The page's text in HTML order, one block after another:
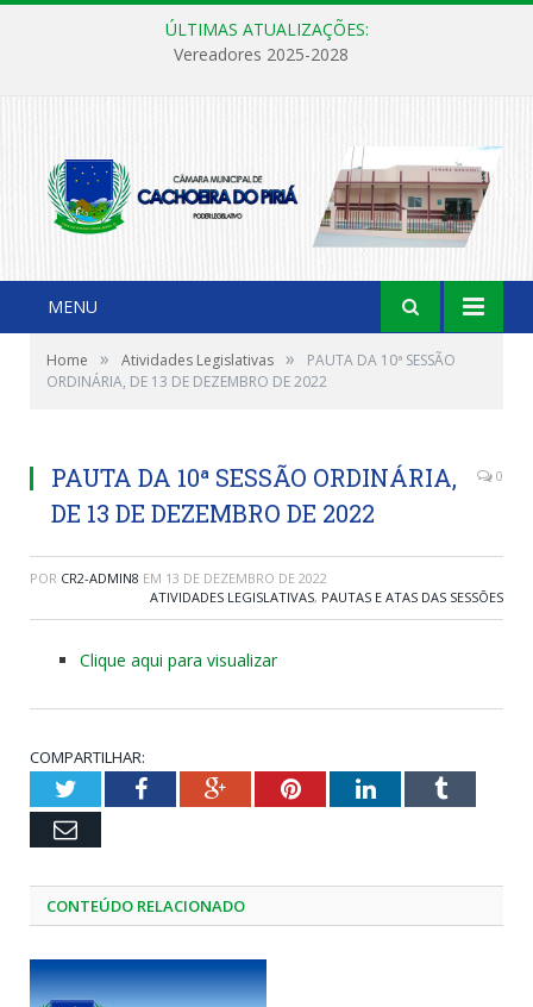
ÚLTIMAS ATUALIZAÇÕES:
Vereadores 2025-2028
MENU
Home » Atividades Legislativas »
PAUTA DA 10ª SESSÃO
ORDINÁRIA, DE 13 DE DEZEMBRO DE 2022
PAUTA DA 10ª SESSÃO ORDINÁRIA,
DE 13 DE DEZEMBRO DE 2022
0
POR CR2-ADMIN8 EM 13 DE DEZEMBRO DE 2022
ATIVIDADES LEGISLATIVAS, PAUTAS E ATAS DAS SESSÕES
Clique aqui para visualizar
COMPARTILHAR:
TwitterFacebookGoogle+PinterestLinkedInTumblr
Email
CONTEÚDO RELACIONADO